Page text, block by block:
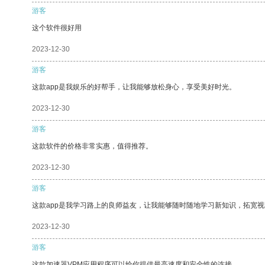
游客
这个软件很好用
2023-12-30
游客
这款app是我娱乐的好帮手，让我能够放松身心，享受美好时光。
2023-12-30
游客
这款软件的价格非常实惠，值得推荐。
2023-12-30
游客
这款app是我学习路上的良师益友，让我能够随时随地学习新知识，拓宽
2023-12-30
游客